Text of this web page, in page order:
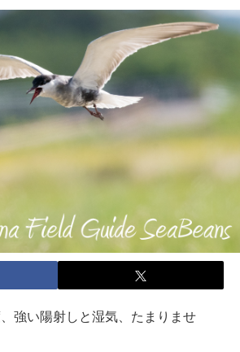
強い陽射しと湿気、たまりませ